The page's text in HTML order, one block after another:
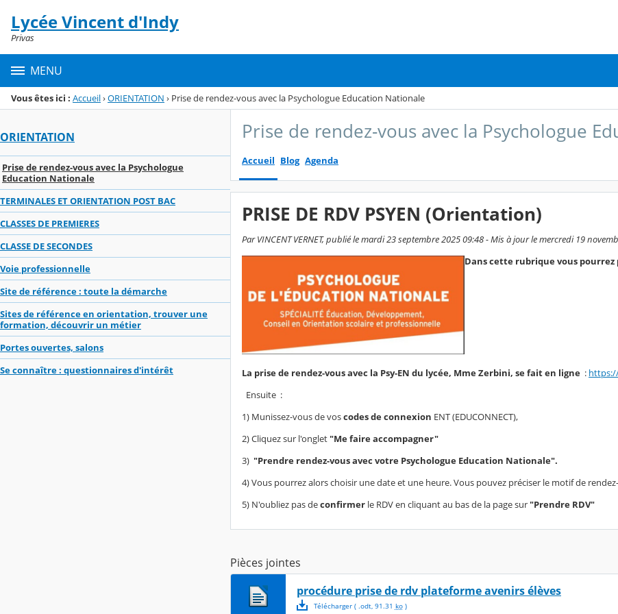
Menu de la rubrique
Contenu
Lycée Vincent d'Indy
Privas
MENU
Vous êtes ici : Accueil›ORIENTATION › Prise de rendez-vous avec la Psychologue Education Nationale
ORIENTATION
Prise de rendez-vous avec la Psychologue
Education Nationale
TERMINALES ET ORIENTATION POST BAC
CLASSES DE PREMIERES
CLASSE DE SECONDES
Voie professionnelle
Site de référence : toute la démarche
Sites de référence en orientation, trouver une
formation, découvrir un métier
Portes ouvertes, salons
Se connaître : questionnaires d'intérêt
Prise de rendez-vous avec la Psychologue
Accueil Blog Agenda
PRISE DE RDV PSYEN (Orientation)
Par VINCENT VERNET, publié le mardi 23 septembre 2025 09:48 - Mis à jour le mercredi 19
Dans cette rubrique vous
La prise de rendez-vous avec la Psy-EN du lycée, Mme Zerbini, se fait en ligne :
Ensuite :
1) Munissez-vous de voscodes de connexion ENT (EDUCONNECT),
2) Cliquez sur l'onglet"Me faire accompagner"
3) "Prendre rendez-vous avec votre Psychologue Education Nationale".
4) Vous pourrez alors choisir une date et une heure. Vous pouvez préciser le motif de
5) N'oubliez pas deconfirmer le RDV en cliquant au bas de la page sur"Prendre RDV"
Pièces jointes
procédure prise de rdv plateforme avenirs élèves
Télécharger( .odt, 91.31 ko)